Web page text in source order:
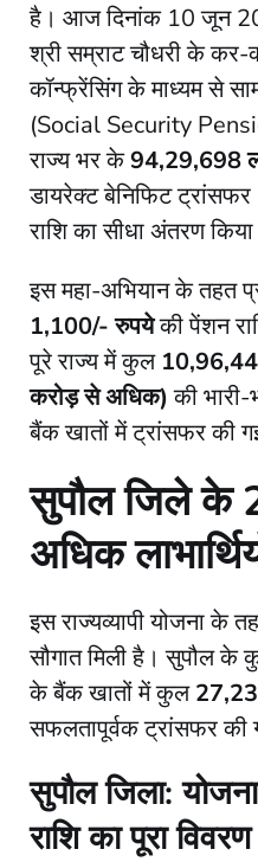
है। आज दिनांक 10 जून
श्री सम्राट चौधरी के कर-
कॉन्फ्रेंसिंग के माध्यम से
(Social Security
राज्य भर के94,29,698
डायरेक्ट बेनिफिट
राशि का सीधा अंतरण किया
​इस महा-अभियान के तहत
1,100/- रुपयेकी पेंशन
पूरे राज्य में कुल
करोड़ से अधिक)की
बैंक खातों में ट्रांसफर की
​सुपौल जिले के
अधिक
​इस राज्यव्यापी योजना के
सौगात मिली है। सुपौल के
के बैंक खातों में कुल
सफलतापूर्वक ट्रांसफर की
​सुपौल जिला:
राशि का पूरा